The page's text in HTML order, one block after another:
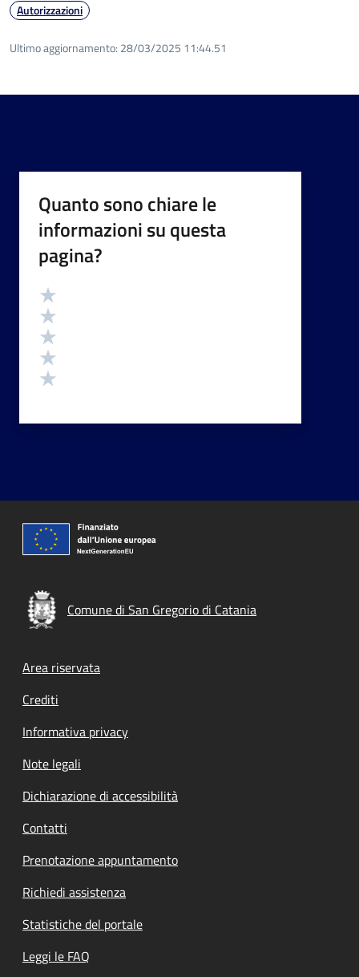
Autorizzazioni
Ultimo aggiornamento: 28/03/2025 11:44.51
Quanto sono chiare le
informazioni su questa
pagina?
Valutazione
Comune di San Gregorio di Catania
Footer menu
Area riservata
Crediti
Informativa privacy
Note legali
Dichiarazione di accessibilità
Contatti
Prenotazione appuntamento
Richiedi assistenza
Statistiche del portale
Leggi le FAQ